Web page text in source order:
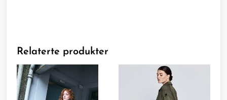
Relaterte produkter